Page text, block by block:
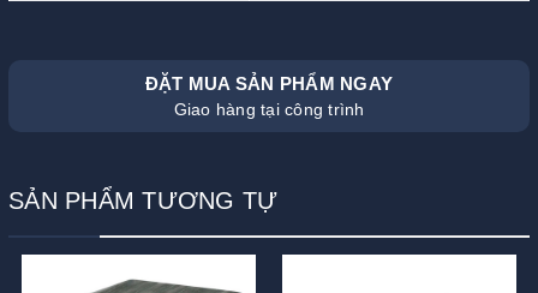
ĐẶT MUA SẢN PHẨM NGAY
Giao hàng tại công trình
SẢN PHẨM TƯƠNG TỰ